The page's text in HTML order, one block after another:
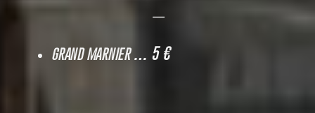
—
GRAND MARNIER… 5 €